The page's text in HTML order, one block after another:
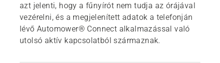
azt jelenti, hogy a fűnyírót nem tudja az órájával
vezérelni, és a megjelenített adatok a telefonján
lévő Automower® Connect alkalmazással való
utolsó aktív kapcsolatból származnak.